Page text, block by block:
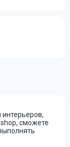
интерьеров,
сможете